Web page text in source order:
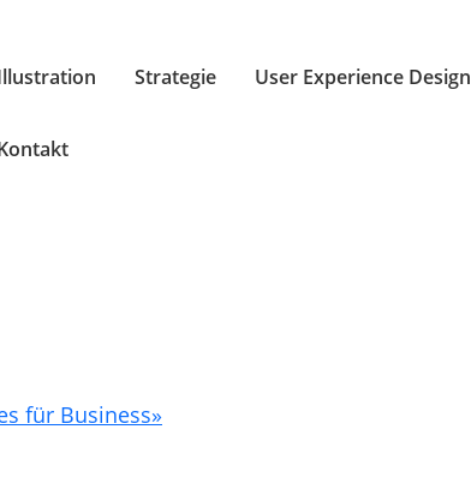
Strategie User Experience Design
für Business»